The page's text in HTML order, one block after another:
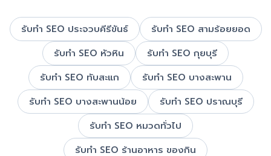
รับทำ SEO ประจวบคีรีขันธ์
รับทำ SEO สามร้อยยอด
รับทำ SEO หัวหิน
รับทำ SEO กุยบุรี
รับทำ SEO ทับสะแก
รับทำ SEO บางสะพาน
รับทำ SEO บางสะพานน้อย
รับทำ SEO ปราณบุรี
รับทำ SEO หมวดทั่วไป
รับทำ SEO ร้านอาหาร ของกิน